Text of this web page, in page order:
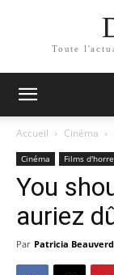
Toute
Accueil Cinéma
Cinéma Films
You
auriez
Par Patricia Beauverd